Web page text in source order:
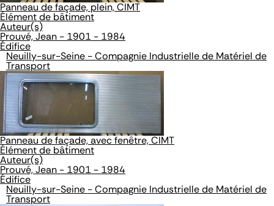
Panneau de façade, plein, CIMT
Élément de bâtiment
Auteur(s)
Prouvé, Jean - 1901 - 1984
Édifice
Neuilly-sur-Seine - Compagnie Industrielle de Matériel de
Transport
Panneau de façade, avec fenêtre, CIMT
Élément de bâtiment
Auteur(s)
Prouvé, Jean - 1901 - 1984
Édifice
Neuilly-sur-Seine - Compagnie Industrielle de Matériel de
Transport